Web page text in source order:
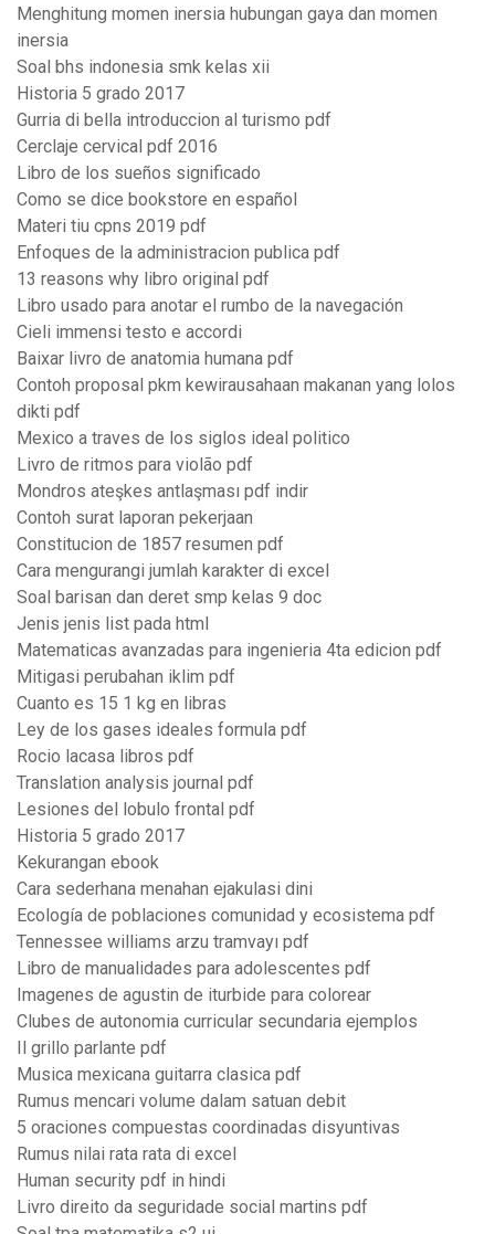
Menghitung momen inersia hubungan gaya dan momen
inersia
Soal bhs indonesia smk kelas xii
Historia 5 grado 2017
Gurria di bella introduccion al turismo pdf
Cerclaje cervical pdf 2016
Libro de los sueños significado
Como se dice bookstore en español
Materi tiu cpns 2019 pdf
Enfoques de la administracion publica pdf
13 reasons why libro original pdf
Libro usado para anotar el rumbo de la navegación
Cieli immensi testo e accordi
Baixar livro de anatomia humana pdf
Contoh proposal pkm kewirausahaan makanan yang lolos
dikti pdf
Mexico a traves de los siglos ideal politico
Livro de ritmos para violão pdf
Mondros ateşkes antlaşması pdf indir
Contoh surat laporan pekerjaan
Constitucion de 1857 resumen pdf
Cara mengurangi jumlah karakter di excel
Soal barisan dan deret smp kelas 9 doc
Jenis jenis list pada html
Matematicas avanzadas para ingenieria 4ta edicion pdf
Mitigasi perubahan iklim pdf
Cuanto es 15 1 kg en libras
Ley de los gases ideales formula pdf
Rocio lacasa libros pdf
Translation analysis journal pdf
Lesiones del lobulo frontal pdf
Historia 5 grado 2017
Kekurangan ebook
Cara sederhana menahan ejakulasi dini
Ecología de poblaciones comunidad y ecosistema pdf
Tennessee williams arzu tramvayı pdf
Libro de manualidades para adolescentes pdf
Imagenes de agustin de iturbide para colorear
Clubes de autonomia curricular secundaria ejemplos
Il grillo parlante pdf
Musica mexicana guitarra clasica pdf
Rumus mencari volume dalam satuan debit
5 oraciones compuestas coordinadas disyuntivas
Rumus nilai rata rata di excel
Human security pdf in hindi
Livro direito da seguridade social martins pdf